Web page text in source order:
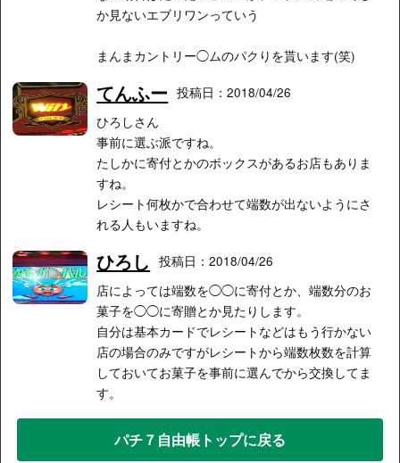
か見ないエブリワンっていう
まんまカントリー◯ムのパクりを貰います(笑)
てんふー 投稿日：2018/04/26
ひろしさん
事前に選ぶ派ですね。
たしかに寄付とかのボックスがあるお店もありま
すね。
レシート何枚かで合わせて端数が出ないようにさ
れる人もいますね。
ひろし
投稿日：2018/04/26
店によっては端数を◯◯に寄付とか、端数分のお
菓子を◯◯に寄贈とか見たりします。
自分は基本カードでレシートなどはもう行かない
店の場合のみですがレシートから端数枚数を計算
しておいてお菓子を事前に選んでから交換してま
す。
パチ７自由帳トップに戻る